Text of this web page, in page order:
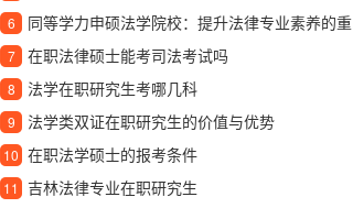
6 同等学力申硕法学院校：提升法律专业素养的重要途径
7 在职法律硕士能考司法考试吗
8 法学在职研究生考哪几科
9 法学类双证在职研究生的价值与优势
10 在职法学硕士的报考条件
11 吉林法律专业在职研究生